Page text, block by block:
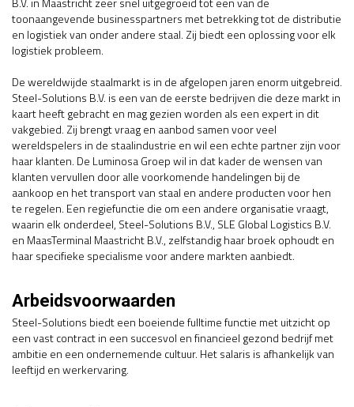
toonaangevende businesspartners met betrekking tot de distributie
en logistiek van onder andere staal. Zij biedt een oplossing voor elk
logistiek probleem.
De wereldwijde staalmarkt is in de afgelopen jaren enorm uitgebreid.
Steel-Solutions B.V. is een van de eerste bedrijven die deze markt in
kaart heeft gebracht en mag gezien worden als een expert in dit
vakgebied. Zij brengt vraag en aanbod samen voor veel
wereldspelers in de staalindustrie en wil een echte partner zijn voor
haar klanten. De Luminosa Groep wil in dat kader de wensen van
klanten vervullen door alle voorkomende handelingen bij de
aankoop en het transport van staal en andere producten voor hen
te regelen. Een regiefunctie die om een andere organisatie vraagt,
waarin elk onderdeel, Steel-Solutions B.V., SLE Global Logistics B.V.
en MaasTerminal Maastricht B.V., zelfstandig haar broek ophoudt en
haar specifieke specialisme voor andere markten aanbiedt.
Arbeidsvoorwaarden
Steel-Solutions biedt een boeiende fulltime functie met uitzicht op
een vast contract in een succesvol en financieel gezond bedrijf met
ambitie en een ondernemende cultuur. Het salaris is afhankelijk van
leeftijd en werkervaring.